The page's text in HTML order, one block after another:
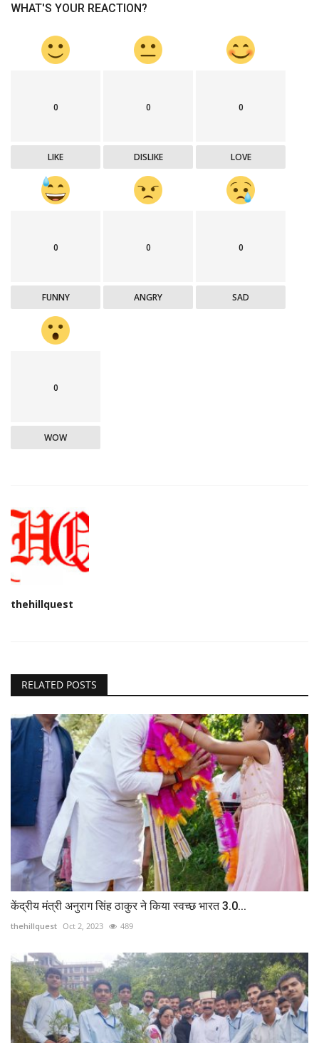
WHAT'S YOUR REACTION?
0
LIKE
0
DISLIKE
0
LOVE
0
FUNNY
0
ANGRY
0
SAD
0
WOW
thehillquest
RELATED POSTS
केंद्रीय मंत्री अनुराग सिंह ठाकुर ने किया स्वच्छ भारत 3.0...
thehillquest Oct 2, 2023 489